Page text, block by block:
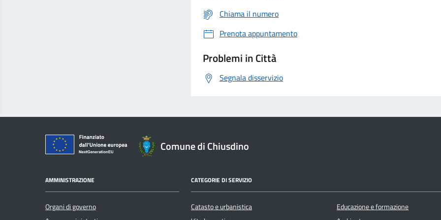
Chiama il numero
Prenota appuntamento
Problemi in Città
Segnala disservizio
Comune di Chiusdino
AMMINISTRAZIONE
Organi di governo
CATEGORIE DI SERVIZIO
Catasto e urbanistica
Educazione e formazione